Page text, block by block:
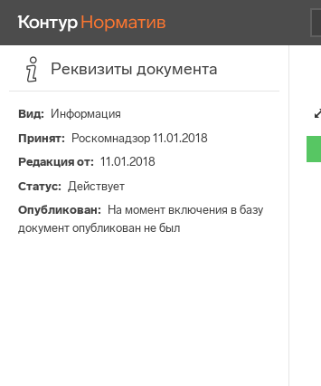
Реквизиты документа
Вид
Информация
Принят
Роскомнадзор 11.01.2018
Редакция от
11.01.2018
Статус
Действует
Опубликован
На момент включения в базу
документ опубликован не был